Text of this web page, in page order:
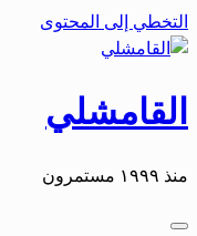
التخطي إلى المحتوى
القامشلي
منذ ١٩٩٩ مستمرون